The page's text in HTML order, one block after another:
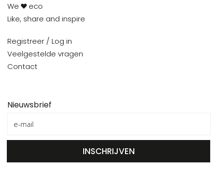
We
eco
Like, share and inspire
Registreer / Log in
Veelgestelde vragen
Contact
Nieuwsbrief
INSCHRIJVEN